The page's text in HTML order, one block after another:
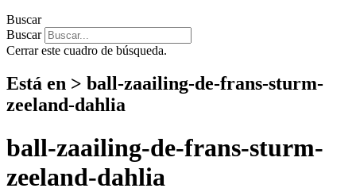
Buscar
Buscar
Cerrar este cuadro de búsqueda.
Está en > ball-zaailing-de-frans-sturm-
zeeland-dahlia
ball-zaailing-de-frans-sturm-
zeeland-dahlia